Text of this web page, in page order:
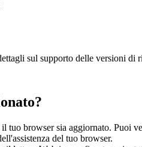
sul supporto delle versioni di
tuo browser sia aggiornato. Puoi
del tuo browser.